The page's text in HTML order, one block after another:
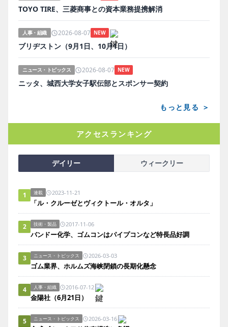
TOYO TIRE、三菱商事との資本業務提携解消
人事・組織 2026-08-07 NEW
ブリヂストン（9月1日、10月1日）
ニュース・トピックス 2026-08-07 NEW
ニッタ、城西大学女子駅伝部とスポンサー契約
もっと見る ＞
アクセスランキング
デイリー ウィークリー
1 連載 2023-11-21
「ル・クルーゼとヴィクトール・オルタ」
2 技術・製品 2017-11-06
バンドー化学、ゴムコンはパイプコンなど特長品好調
3 ニュース・トピックス 2026-03-03
ゴム業界、ホルムズ海峡閉鎖の長期化懸念
4 人事・組織 2016-07-12
金陽社（6月21日）
5 ニュース・トピックス 2026-03-16